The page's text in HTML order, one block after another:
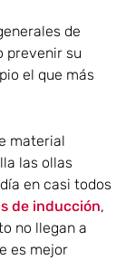
de
prevenir su
el que más
material
las ollas
en casi todos
de inducción,
no llegan a
es mejor